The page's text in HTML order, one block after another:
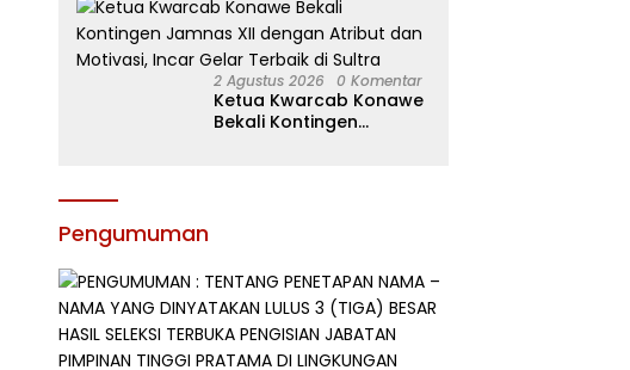
2 Agustus 2026 0 Komentar
Ketua Kwarcab Konawe
Bekali Kontingen
Pengumuman